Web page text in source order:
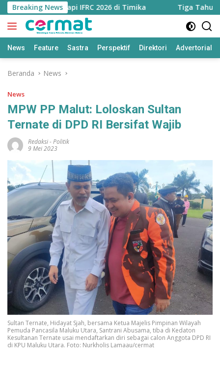
Langsung
ke
konten
Breaking News
Strategi Hadapi IFRC 2026 di Timika Tiga Tahun
News Feature Sastra Perspektif Direktori Advertorial
Beranda News
News
MPW PP Malut: Loloskan Sultan
Ternate di DPD RI Bersifat Wajib
Redaksi-Politik
9 Mei 2023
Sultan Ternate, Hidayat Sjah, bersama Ketua Majelis Pimpinan Wilayah
Pemuda Pancasila Maluku Utara, Santrani Abusama, tiba di Kedaton
Kesultanan Ternate usai mendaftarkan diri sebagai calon Anggota DPD RI
di KPU Maluku Utara. Foto: Nurkholis Lamaau/cermat